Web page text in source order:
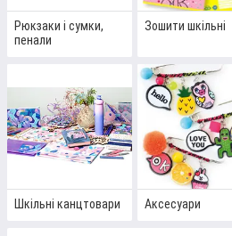
Рюкзаки і сумки,
пенали
Зошити шкільні
Шкільні канцтовари Аксесуари